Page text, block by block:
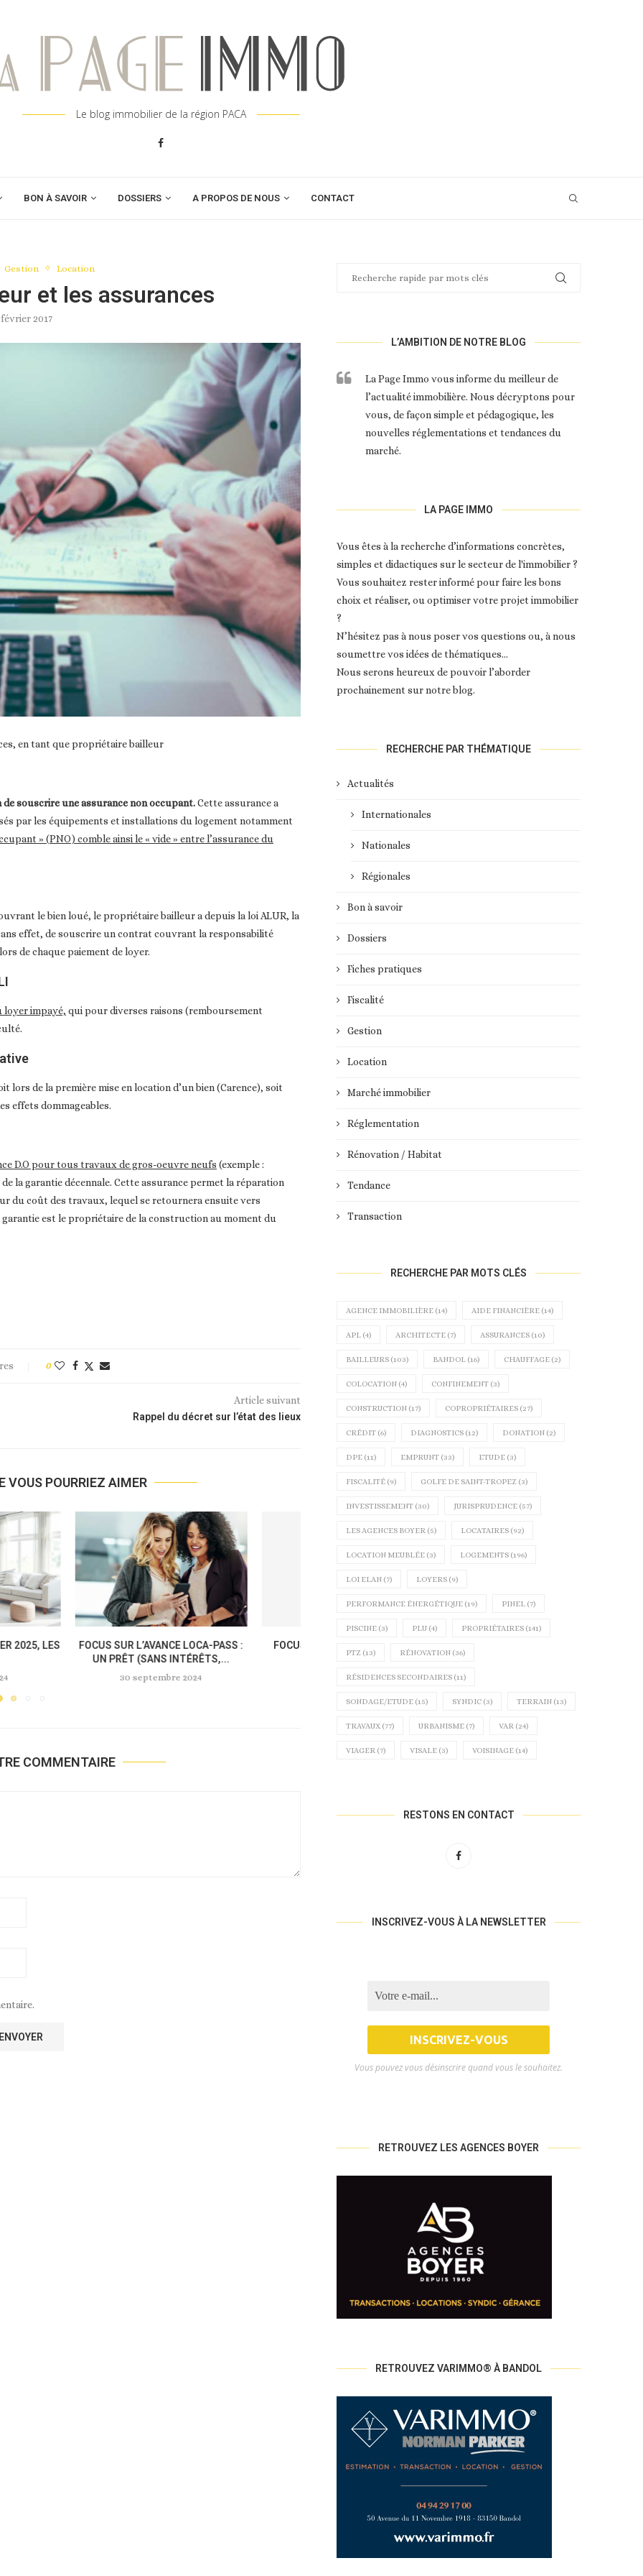
Le blog immobilier de la région PACA
BON À SAVOIR DOSSIERS A PROPOS DE NOUS CONTACT
Gestion Location
et les assurances
février 2017
en tant que propriétaire bailleur
de souscrire une assurance non occupant.Cette assurance a
par les équipements et installations du logement notamment
» (PNO) comble ainsi le « vide » entre l’assurance du
le bien loué, le propriétaire bailleur a depuis la loi ALUR, la
effet, de souscrire un contrat couvrant la responsabilité
de chaque paiement de loyer.
loyer impayé, qui pour diverses raisons (remboursement
lors de la première mise en location d’un bien (Carence), soit
effets dommageables.
D.O pour tous travaux de gros-oeuvre neufs (exemple :
la garantie décennale. Cette assurance permet la réparation
du coût des travaux, lequel se retournera ensuite vers
garantie est le propriétaire de la construction au moment du
0
Article suivant
Rappel du décret sur l’état des lieux
VOUS POURRIEZ AIMER
DES LOYERS EST
JUSQU’EN JUILLET
LES AVANTAGES À PASSER PAR UNE
AGENCE IMMOBILIÈRE...
9 août 2024
DÉSORMAIS ÉTENDUE AUX
TRAVAILLEURS...
L’AMBITION DE NOTRE BLOG
La Page Immo vous informe du meilleur de
l’actualité immobilière. Nous décryptons pour
vous, de façon simple et pédagogique, les
nouvelles réglementations et tendances du
marché.
LA PAGE IMMO
Vous êtes à la recherche d’informations concrètes,
simples et didactiques sur le secteur de l'immobilier ?
Vous souhaitez rester informé pour faire les bons
choix et réaliser, ou optimiser votre projet immobilier
?
N’hésitez pas à nous poser vos questions ou, à nous
soumettre vos idées de thématiques…
Nous serons heureux de pouvoir l’aborder
prochainement sur notre blog.
RECHERCHE PAR THÉMATIQUE
Actualités
Internationales
Nationales
Régionales
Bon à savoir
Dossiers
Fiches pratiques
Fiscalité
Gestion
Location
Marché immobilier
Réglementation
Rénovation / Habitat
Tendance
Transaction
RECHERCHE PAR MOTS CLÉS
AGENCE IMMOBILIÈRE (14) AIDE FINANCIÈRE (14)
APL (4) ARCHITECTE (7) ASSURANCES (10)
BAILLEURS (103) BANDOL (16) CHAUFFAGE (2)
COLOCATION (4) CONFINEMENT (3)
CONSTRUCTION (17) COPROPRIÉTAIRES (27)
CRÉDIT (6) DIAGNOSTICS (12) DONATION (2)
DPE (11) EMPRUNT (33) ETUDE (3)
FISCALITÉ (9) GOLFE DE SAINT-TROPEZ (3)
INVESTISSEMENT (30) JURISPRUDENCE (57)
LES AGENCES BOYER (5) LOCATAIRES (92)
LOCATION MEUBLÉE (3) LOGEMENTS (196)
LOI ELAN (7) LOYERS (9)
PERFORMANCE ÉNERGÉTIQUE (19) PINEL (7)
PISCINE (3) PLU (4) PROPRIÉTAIRES (141)
PTZ (13) RÉNOVATION (36)
RÉSIDENCES SECONDAIRES (11)
SONDAGE/ETUDE (15) SYNDIC (3) TERRAIN (13)
TRAVAUX (77) URBANISME (7) VAR (24)
VIAGER (7) VISALE (3) VOISINAGE (14)
RESTONS EN CONTACT
INSCRIVEZ-VOUS À LA NEWSLETTER
Vous pouvez vous désinscrire quand vous le souhaitez.
RETROUVEZ LES AGENCES BOYER
RETROUVEZ VARIMMO® À BANDOL